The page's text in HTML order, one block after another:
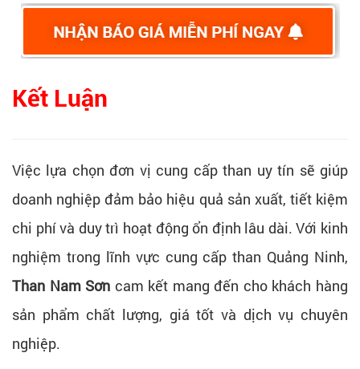
Kết Luận
Việc lựa chọn đơn vị cung cấp than uy tín sẽ giúp
doanh nghiệp đảm bảo hiệu quả sản xuất, tiết kiệm
chi phí và duy trì hoạt động ổn định lâu dài. Với kinh
nghiệm trong lĩnh vực cung cấp than Quảng Ninh,
Than Nam Sơn cam kết mang đến cho khách hàng
sản phẩm chất lượng, giá tốt và dịch vụ chuyên
nghiệp.